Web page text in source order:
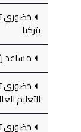
خضوري
بتركيا
مساعد
خضوري
التعليم
خضوري